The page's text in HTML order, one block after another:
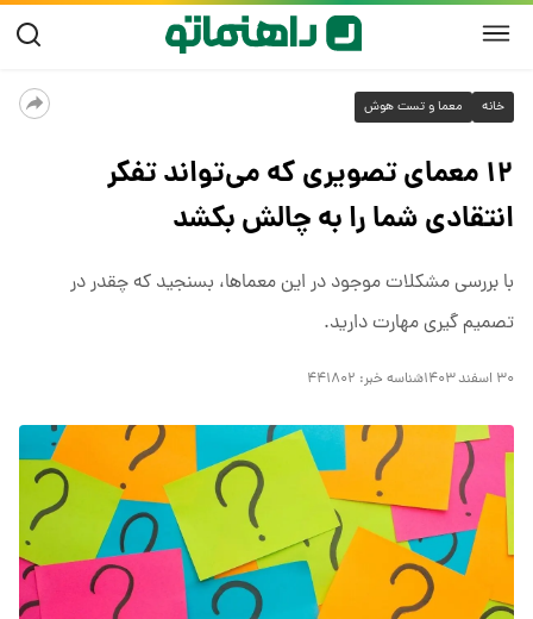
خانه معما و تست هوش
۱۲ معمای تصویری که می‌تواند تفکر
انتقادی شما را به چالش بکشد
با بررسی مشکلات موجود در این معماها، بسنجید که چقدر در
تصمیم گیری مهارت دارید.
۳۰ اسفند ۱۴۰۳ شناسه خبر: ۴۴۱۸۰۲